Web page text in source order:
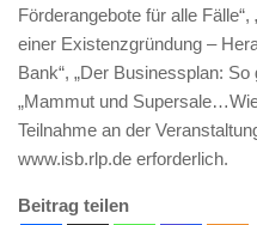
Förderangebote für alle
einer Existenzgründung –
Bank“, „Der Businessplan: So
„Mammut und
Teilnahme an der
www.isb.rlp.de erforderlich.
Beitrag teilen